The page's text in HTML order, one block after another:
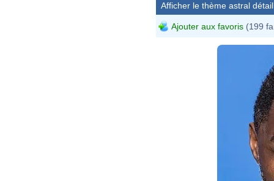
Afficher le thème astral
Ajouter aux favoris (199